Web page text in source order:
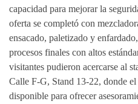
capacidad para mejorar la
oferta se completó con
ensacado, paletizado y
procesos finales con altos
visitantes pudieron acercarse al
Calle F-G, Stand 13-22, donde
disponible para ofrecer